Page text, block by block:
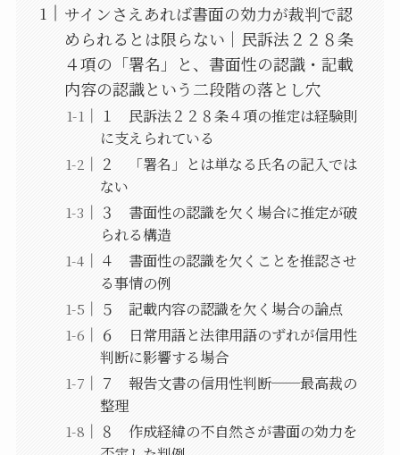
サインさえあれば書面の効力が裁判で認
められるとは限らない｜民訴法２２８条
４項の「署名」と、書面性の認識・記載
内容の認識という二段階の落とし穴
１ 民訴法２２８条４項の推定は経験則
に支えられている
２ 「署名」とは単なる氏名の記入では
ない
３ 書面性の認識を欠く場合に推定が破
られる構造
４ 書面性の認識を欠くことを推認させ
る事情の例
５ 記載内容の認識を欠く場合の論点
６ 日常用語と法律用語のずれが信用性
判断に影響する場合
７ 報告文書の信用性判断──最高裁の
整理
８ 作成経緯の不自然さが書面の効力を